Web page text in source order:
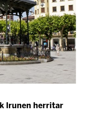
Irunen herritar